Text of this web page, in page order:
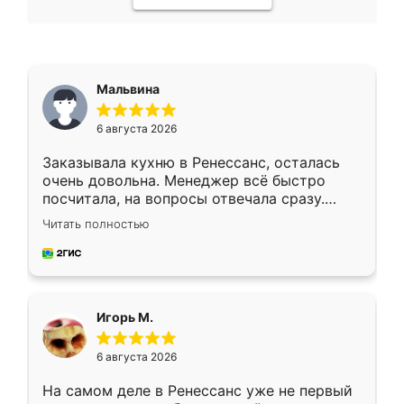
Мальвина
6 августа 2026
Заказывала кухню в Ренессанс, осталась
очень довольна. Менеджер всё быстро
посчитала, на вопросы отвечала сразу.
Замерщик приехал в субботу, подошёл к
делу со всей ответственностью. Собрали
за день, ребята работали аккуратно, даже
Читать полностью
Игорь М.
6 августа 2026
На самом деле в Ренессанс уже не первый